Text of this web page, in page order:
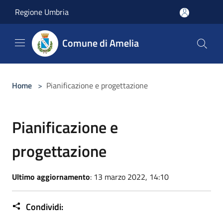
Regione Umbria
Comune di Amelia
Home > Pianificazione e progettazione
Pianificazione e
progettazione
Ultimo aggiornamento: 13 marzo 2022, 14:10
Condividi: